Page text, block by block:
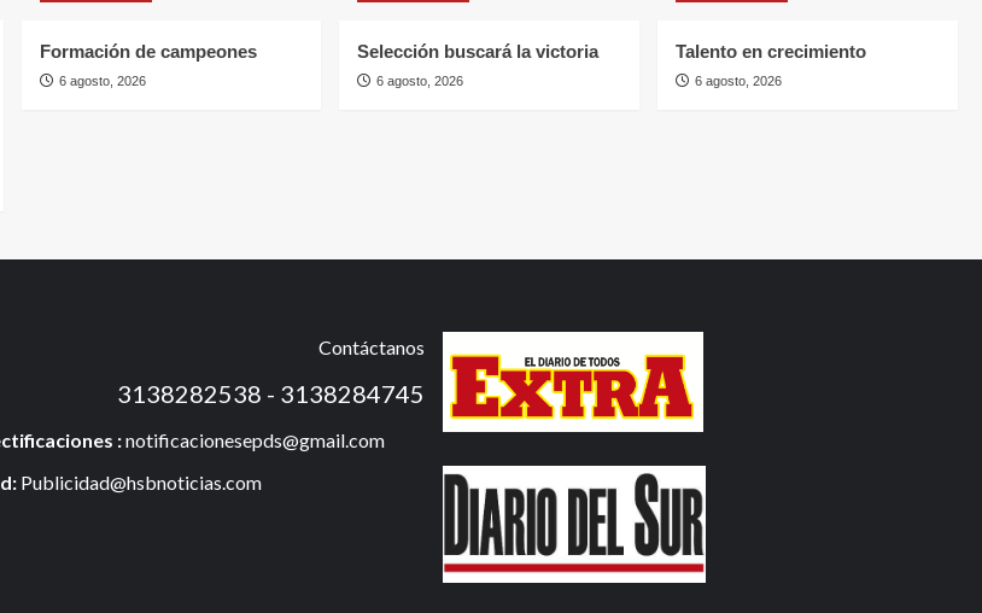
Formación de campeones
6 agosto, 2026
Selección buscará la victoria
6 agosto, 2026
Talento en crecimiento
6 agosto, 2026
Contáctanos
3138282538 - 3138284745
:notificacionesepds@gmail.com
Publicidad@hsbnoticias.com